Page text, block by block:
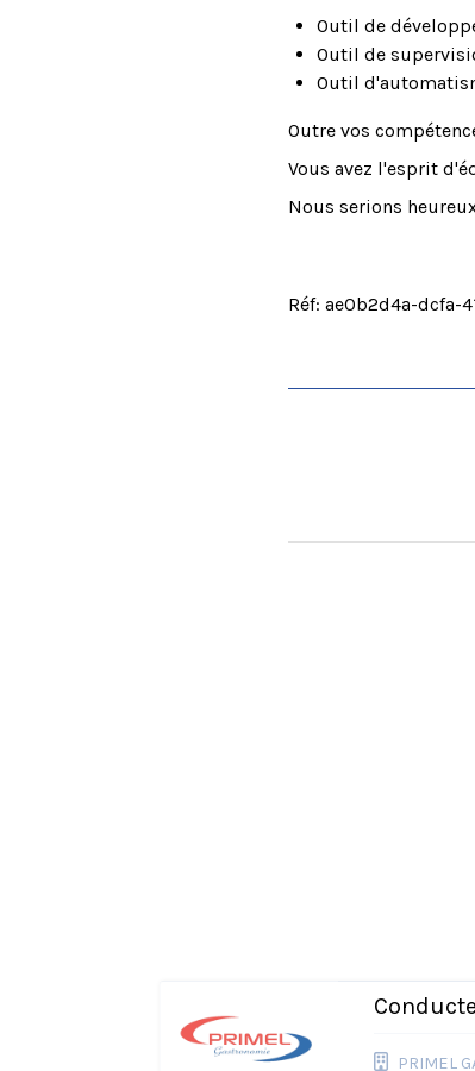
Outil de
Outil de
Outil
Outre vos
Vous avez l'esprit
Nous serions
Réf: ae0b2d4a-dcfa-
PRIMEL